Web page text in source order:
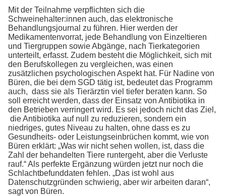
Mit der Teilnahme verpflichten sich die
Schweinehalter:innen auch, das elektronische
Behandlungsjournal zu führen. Hier werden der
Medikamentenvorrat, jede Behandlung von Einzeltieren
und Tiergruppen sowie Abgänge, nach Tierkategorien
unterteilt, erfasst. Zudem besteht die Möglichkeit, sich mit
den Berufskollegen zu vergleichen, was einen
zusätzlichen psychologischen Aspekt hat. Für Nadine von
Büren, die bei dem SGD tätig ist, bedeutet das Programm
auch, dass sie als Tierärztin viel tiefer beraten kann. So
soll erreicht werden, dass der Einsatz von Antibiotika in
den Betrieben verringert wird. Es sei jedoch nicht das Ziel,
die Antibiotika auf null zu reduzieren, sondern ein
niedriges, gutes Niveau zu halten, ohne dass es zu
Gesundheits- oder Leistungseinbrüchen kommt, wie von
Büren erklärt: „Was wir nicht sehen wollen, ist, dass die
Zahl der behandelten Tiere runtergeht, aber die Verluste
rauf.“ Als perfekte Ergänzung würden jetzt nur noch die
Schlachtbefunddaten fehlen. „Das ist wohl aus
Datenschutzgründen schwierig, aber wir arbeiten daran“,
sagt von Büren.